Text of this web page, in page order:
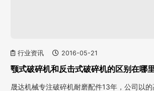
行业资讯 2016-05-21
颚式破碎机和反击式破碎机的区别在哪
晟达机械专注破碎机耐磨配件13年，公司以